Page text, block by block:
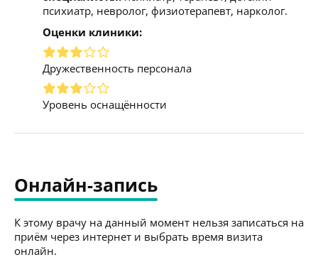
психиатр, невролог, физиотерапевт, нарколог.
Оценки клиники:
Дружественность персонала
Уровень оснащённости
Онлайн-запись
К этому врачу на данный момент нельзя записаться на
приём через интернет и выбрать время визита
онлайн.